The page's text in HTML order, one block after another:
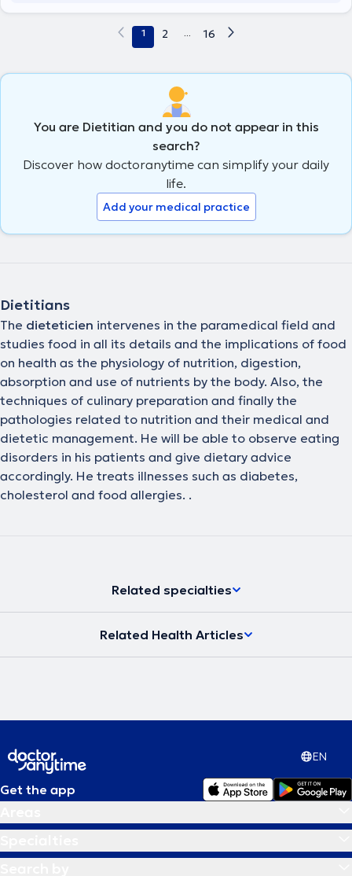
1 2 ... 16
You are Dietitian and you do not appear in this
search?
Discover how doctoranytime can simplify your daily
life.
Add your medical practice
Dietitians
The dieteticien intervenes in the paramedical field and
studies food in all its details and the implications of food
on health as the physiology of nutrition, digestion,
absorption and use of nutrients by the body. Also, the
techniques of culinary preparation and finally the
pathologies related to nutrition and their medical and
dietetic management. He will be able to observe eating
disorders in his patients and give dietary advice
accordingly. He treats illnesses such as diabetes,
cholesterol and food allergies. .
Related specialties
Related Health Articles
EN
Get the app